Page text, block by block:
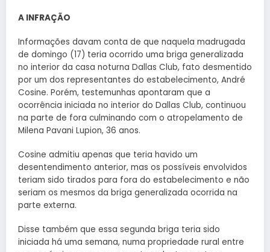
A INFRAÇÃO
Informações davam conta de que naquela madrugada
de domingo (17) teria ocorrido uma briga generalizada
no interior da casa noturna Dallas Club, fato desmentido
por um dos representantes do estabelecimento, André
Cosine. Porém, testemunhas apontaram que a
ocorrência iniciada no interior do Dallas Club, continuou
na parte de fora culminando com o atropelamento de
Milena Pavani Lupion, 36 anos.
Cosine admitiu apenas que teria havido um
desentendimento anterior, mas os possíveis envolvidos
teriam sido tirados para fora do estabelecimento e não
seriam os mesmos da briga generalizada ocorrida na
parte externa.
Disse também que essa segunda briga teria sido
iniciada há uma semana, numa propriedade rural entre